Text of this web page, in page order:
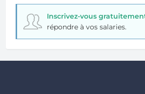
Inscrivez-vous
répondre à vos salaries.